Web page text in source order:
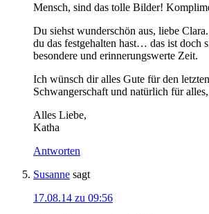
Mensch, sind das tolle Bilder!
Du siehst wunderschön aus, liebe
du das festgehalten hast… das ist doch
besondere und erinnerungswerte Zeit.
Ich wünsch dir alles Gute für den
Schwangerschaft und natürlich für
Alles Liebe,
Katha
Antworten
Susanne sagt
17.08.14 zu 09:56